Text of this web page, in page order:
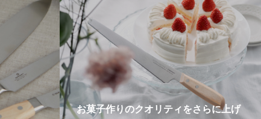
お菓子作りのクオリティをさらに上げ